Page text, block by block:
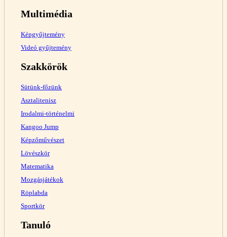
Multimédia
Képgyűjtemény
Videó gyűjtemény
Szakkörök
Sütünk-főzünk
Asztalitenisz
Irodalmi-történelmi
Kangoo Jump
Képzőművészet
Lövészkör
Matematika
Mozgásjátékok
Röplabda
Sportkör
Tanuló